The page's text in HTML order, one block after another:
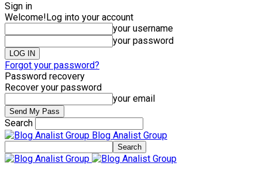
Sign in
Welcome!Log into your account
your username
your password
Forgot your password?
Password recovery
Recover your password
your email
Search
Blog Analist Group